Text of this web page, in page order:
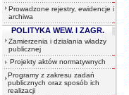
Prowadzone rejestry, ewidencje i
archiwa
POLITYKA WEW. I ZAGR.
Zamierzenia i działania władzy
publicznej
Projekty aktów normatywnych
Programy z zakresu zadań
publicznych oraz sposób ich
realizacji